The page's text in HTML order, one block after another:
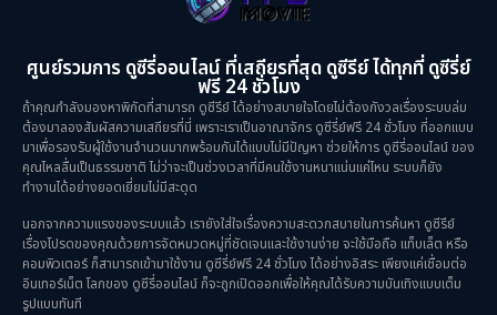
ศูนย์รวมการ ดูซีรี่ออนไลน์ ที่เสถียรที่สุด ดูซีรีย์ ได้ทุกที่ ดูซีรี่ย์
ฟรี 24 ชั่วโมง
ถ้าคุณกำลังมองหาพิกัดที่สามารถ ดูซีรีย์ ได้อย่างสบายใจโดยไม่ต้องกังวลเรื่องระบบล่ม
ต้องมาลองสัมผัสความเสถียรที่นี่ เพราะเราเป็นอาณาจักร ดูซีรี่ย์ฟรี 24 ชั่วโมง ที่ออกแบบ
มาเพื่อรองรับผู้ใช้งานจำนวนมากพร้อมกันได้แบบไม่มีปัญหา ช่วยให้การ ดูซีรี่ออนไลน์ ของ
คุณไหลลื่นเป็นธรรมชาติ ไม่ว่าจะเป็นช่วงเวลาที่มีคนใช้งานหนาแน่นแค่ไหน ระบบก็ยัง
ทำงานได้อย่างยอดเยี่ยมไม่มีสะดุด
นอกจากความแรงของระบบแล้ว เรายังใส่ใจเรื่องความสะดวกสบายในการค้นหา ดูซีรีย์
เรื่องโปรดของคุณด้วยการจัดหมวดหมู่ที่ชัดเจนและใช้งานง่าย จะใช้มือถือ แท็บเล็ต หรือ
คอมพิวเตอร์ ก็สามารถเข้ามาใช้งาน ดูซีรี่ย์ฟรี 24 ชั่วโมง ได้อย่างอิสระ เพียงแค่เชื่อมต่อ
อินเทอร์เน็ต โลกของ ดูซีรี่ออนไลน์ ก็จะถูกเปิดออกเพื่อให้คุณได้รับความบันเทิงแบบเต็ม
รูปแบบทันที